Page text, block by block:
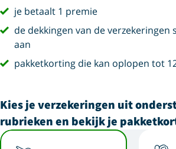
vink
je betaalt 1 premie
vink
de dekkingen van de verzekeringen
aan
vink
pakketkorting die kan oplopen tot
Kies je verzekeringen uit
rubrieken en bekijk je